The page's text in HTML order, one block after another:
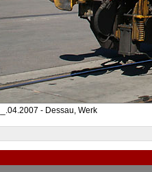
__.04.2007 - Dessau, Werk